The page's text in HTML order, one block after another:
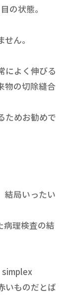
の状態。
ん。
によく伸びる
物の切除縫合
ためお勧めで
結局いったい
病理検査の結
simplex
いものだとば